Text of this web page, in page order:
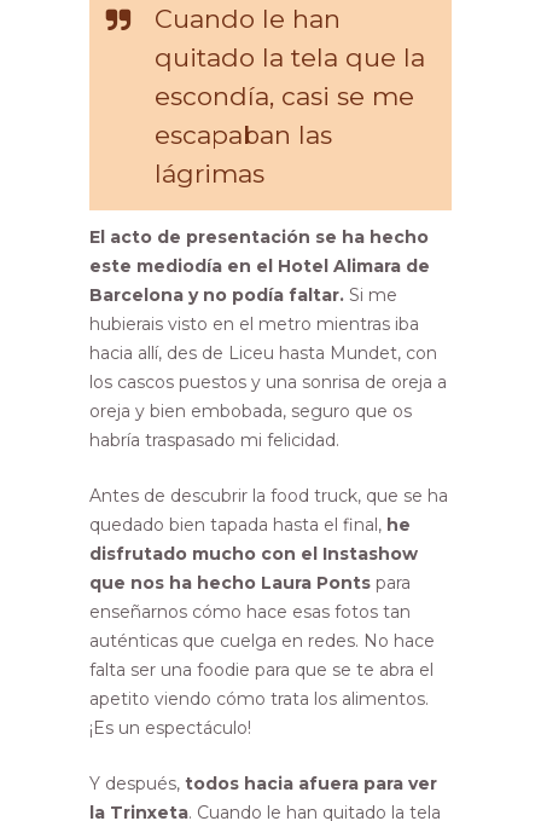
Cuando le han
quitado la tela que la
escondía, casi se me
escapaban las
lágrimas
El acto de presentación se ha hecho
este mediodía en el Hotel Alimara de
Barcelona y no podía faltar. Si me
hubierais visto en el metro mientras iba
hacia allí, des de Liceu hasta Mundet, con
los cascos puestos y una sonrisa de oreja a
oreja y bien embobada, seguro que os
habría traspasado mi felicidad.
Antes de descubrir la food truck, que se ha
quedado bien tapada hasta el final, he
disfrutado mucho con el Instashow
que nos ha hecho Laura Ponts para
enseñarnos cómo hace esas fotos tan
auténticas que cuelga en redes. No hace
falta ser una foodie para que se te abra el
apetito viendo cómo trata los alimentos.
¡Es un espectáculo!
Y después, todos hacia afuera para ver
la Trinxeta. Cuando le han quitado la tela